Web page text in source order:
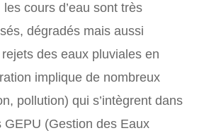
cours d’eau sont très
dégradés mais aussi
des eaux pluviales en
implique de nombreux
pollution) qui s’intègrent dans
GEPU (Gestion des Eaux